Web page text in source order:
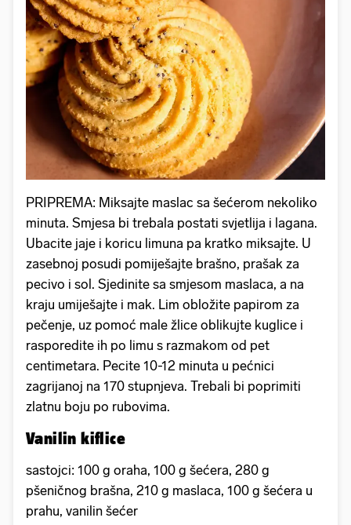
PRIPREMA: Miksajte maslac sa šećerom nekoliko
minuta. Smjesa bi trebala postati svjetlija i lagana.
Ubacite jaje i koricu limuna pa kratko miksajte. U
zasebnoj posudi pomiješajte brašno, prašak za
pecivo i sol. Sjedinite sa smjesom maslaca, a na
kraju umiješajte i mak. Lim obložite papirom za
pečenje, uz pomoć male žlice oblikujte kuglice i
rasporedite ih po limu s razmakom od pet
centimetara. Pecite 10-12 minuta u pećnici
zagrijanoj na 170 stupnjeva. Trebali bi poprimiti
zlatnu boju po rubovima.
Vanilin kiflice
sastojci: 100 g oraha, 100 g šećera, 280 g
pšeničnog brašna, 210 g maslaca, 100 g šećera u
prahu, vanilin šećer